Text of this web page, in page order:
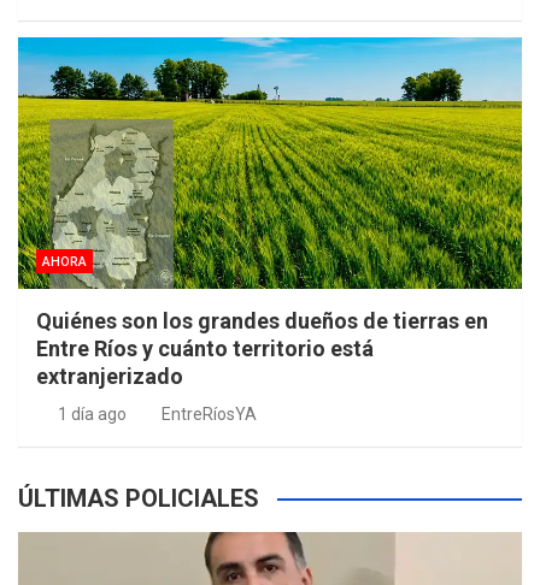
AHORA
Quiénes son los grandes dueños de tierras en
Entre Ríos y cuánto territorio está
extranjerizado
1 día ago EntreRíosYA
ÚLTIMAS POLICIALES